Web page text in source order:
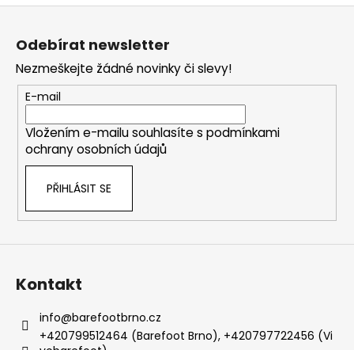
Odebírat newsletter
Nezmeškejte žádné novinky či slevy!
E-mail
Vložením e-mailu souhlasíte s podmínkami
ochrany osobních údajů
PŘIHLÁSIT SE
Kontakt
info@barefootbrno.cz
+420799512464 (Barefoot Brno), +420797722456 (Vi